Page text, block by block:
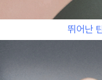
뛰어난